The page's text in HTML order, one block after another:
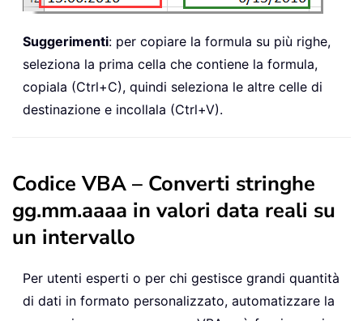
Suggerimenti: per copiare la formula su più righe,
seleziona la prima cella che contiene la formula,
copiala (Ctrl+C), quindi seleziona le altre celle di
destinazione e incollala (Ctrl+V).
Codice VBA – Converti stringhe
gg.mm.aaaa in valori data reali su
un intervallo
Per utenti esperti o per chi gestisce grandi quantità
di dati in formato personalizzato, automatizzare la